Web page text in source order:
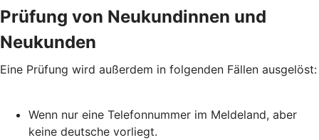
Prüfung von Neukundinnen und
Neukunden
Eine Prüfung wird außerdem in folgenden Fällen ausgelöst:
Wenn nur eine Telefonnummer im Meldeland, aber
keine deutsche vorliegt.